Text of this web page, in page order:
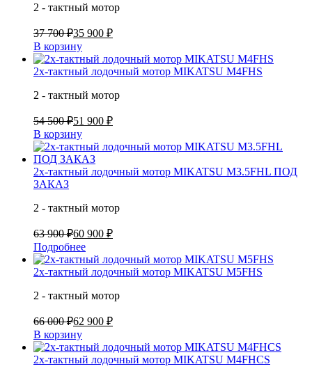
2 - тактный мотор
37 700 ₽35 900 ₽
В корзину
2х-тактный лодочный мотор MIKATSU M4FHS
2 - тактный мотор
54 500 ₽51 900 ₽
В корзину
2х-тактный лодочный мотор MIKATSU M3.5FHL ПОД
ЗАКАЗ
2 - тактный мотор
63 900 ₽60 900 ₽
Подробнее
2х-тактный лодочный мотор MIKATSU M5FHS
2 - тактный мотор
66 000 ₽62 900 ₽
В корзину
2х-тактный лодочный мотор MIKATSU M4FHCS